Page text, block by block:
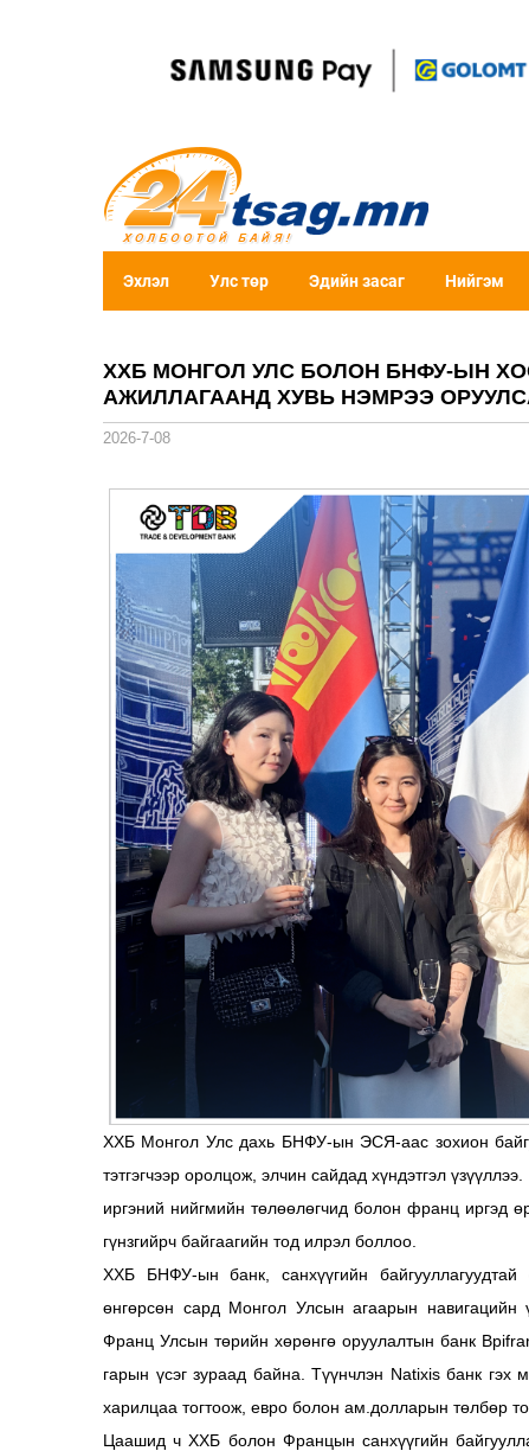
Эхлэл Улс төр Эдийн засаг Нийгэм
ХХБ МОНГОЛ УЛС БОЛОН БНФУ-ЫН
АЖИЛЛАГААНД ХУВЬ НЭМРЭЭ
2026-7-08
ХХБ Монгол Улс дахь БНФУ-ын ЭСЯ-аас зохион
тэтгэгчээр оролцож, элчин сайдад хүндэтгэл
иргэний нийгмийн төлөөлөгчид болон франц иргэд
гүнзгийрч байгаагийн тод илрэл боллоо.
ХХБ БНФУ-ын банк, санхүүгийн
өнгөрсөн сард Монгол Улсын агаарын навигацийн
Франц Улсын төрийн хөрөнгө оруулалтын банк
гарын үсэг зураад байна. Түүнчлэн Natixis банк гэх
харилцаа тогтоож, евро болон ам.долларын төлбөр
Цаашид ч ХХБ болон Францын санхүүгийн